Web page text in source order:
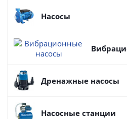
Насосы
Дренажные насосы
Насосные станции